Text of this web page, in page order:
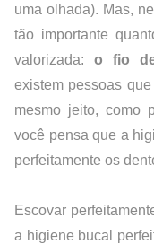
uma olhada). Mas,
tão importante
valorizada: o fio
existem pessoas
mesmo jeito, como
você pensa que a
perfeitamente os
Escovar
a higiene bucal